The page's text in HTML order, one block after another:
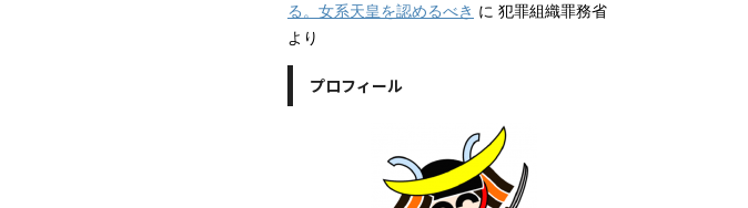
る。女系天皇を認めるべき に 犯罪組織罪務省
より
プロフィール